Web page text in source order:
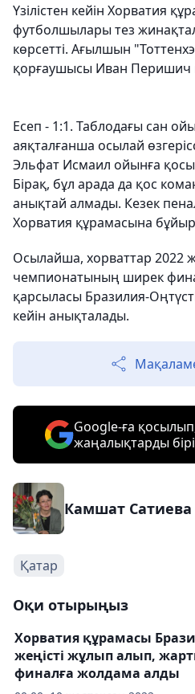
Үзілістен кейін Хорватия
футболшылары тез
көрсетті. Ағылшын
қорғаушысы Иван Перишич
Есеп - 1:1. Таблодағы сан
аяқталғанша осылай
Эльфат Исмаил ойынға
Бірақ, бұл арада да қос
анықтай алмады. Кезек
Хорватия құрамасына
Осылайша, хорваттар 2022
чемпионатының ширек
қарсыласы Бразилия-
кейін анықталады.
Google-ға
жаңалықтарды
Камшат Сатиева
Қатар
Оқи отырыңыз
Хорватия құрамасы
жеңісті жұлып алып,
финалға жолдама алды